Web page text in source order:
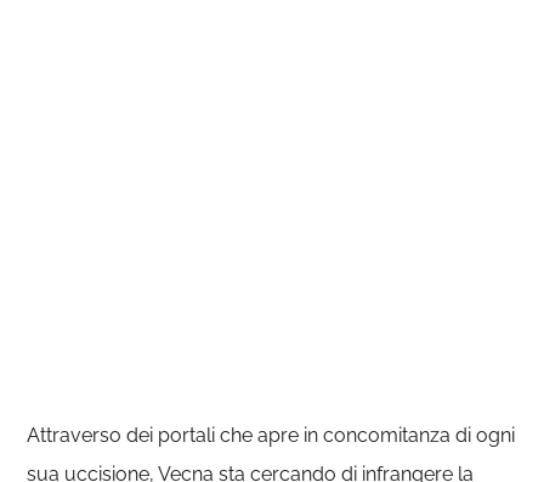
Attraverso dei portali che apre in concomitanza di ogni
sua uccisione, Vecna sta cercando di infrangere la